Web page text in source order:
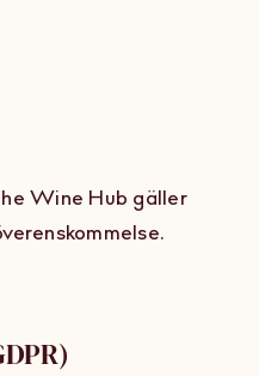
Wine Hub gäller